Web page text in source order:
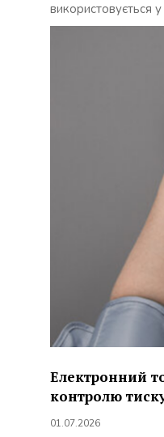
використовується у
Електронний
контролю
01.07.2026